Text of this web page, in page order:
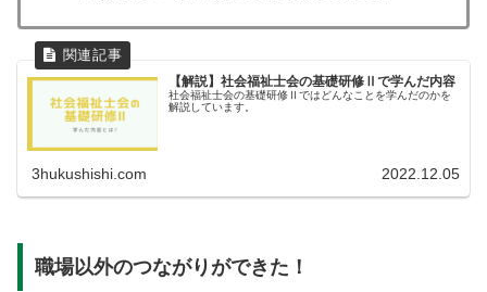
【解説】社会福祉士会の基礎研修Ⅱで学んだ内容
社会福祉士会の基礎研修Ⅱではどんなことを学んだのかを
解説しています。
3hukushishi.com 2022.12.05
職場以外のつながりができた！